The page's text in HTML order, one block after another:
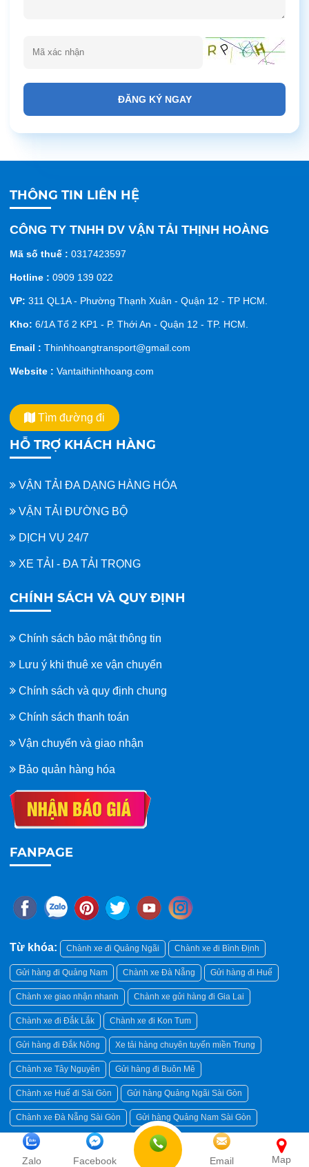
ĐĂNG KÝ NGAY
THÔNG TIN LIÊN HỆ
CÔNG TY TNHH DV VẬN TẢI THỊNH HOÀNG
Mã số thuế :0317423597
Hotline : 0909 139 022
VP: 311 QL1A - Phường Thạnh Xuân - Quận 12 - TP HCM.
Kho: 6/1A Tổ 2 KP1 - P. Thới An - Quận 12 - TP. HCM.
Email : Thinhhoangtransport@gmail.com
Website : Vantaithinhhoang.com
Tìm đường đi
HỖ TRỢ KHÁCH HÀNG
VẬN TẢI ĐA DẠNG HÀNG HÓA
VẬN TẢI ĐƯỜNG BỘ
DỊCH VỤ 24/7
XE TẢI - ĐA TẢI TRỌNG
CHÍNH SÁCH VÀ QUY ĐỊNH
Chính sách bảo mật thông tin
Lưu ý khi thuê xe vận chuyển
Chính sách và quy định chung
Chính sách thanh toán
Vận chuyển và giao nhận
Bảo quản hàng hóa
FANPAGE
Từ khóa: Chành xe đi Quảng Ngãi Chành xe đi Bình Định
Gửi hàng đi Quảng Nam Chành xe Đà Nẵng Gửi hàng đi Huế
Chành xe giao nhận nhanh Chành xe gửi hàng đi Gia Lai
Chành xe đi Đắk Lắk Chành xe đi Kon Tum
Gửi hàng đi Đắk Nông Xe tải hàng chuyên tuyến miền Trung
Chành xe Tây Nguyên Gửi hàng đi Buôn Mê
Chành xe Huế đi Sài Gòn Gửi hàng Quảng Ngãi Sài Gòn
Chành xe Đà Nẵng Sài Gòn Gửi hàng Quảng Nam Sài Gòn
Chành xe đi Quảng Bình Dịch vụ vận chuyển hàng TPHCM
Zalo Facebook Email Map